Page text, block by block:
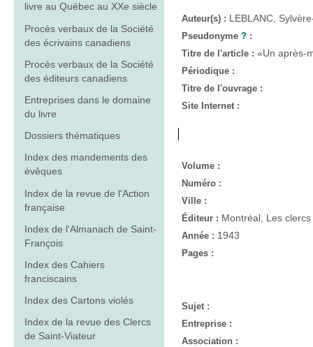
livre au Québec au XXe siècle
Procès verbaux de la Société
des écrivains canadiens
Procès verbaux de la Société
des éditeurs canadiens
Entreprises dans le domaine
du livre
Dossiers thématiques
Index des mandements des
évêques
Index de la revue de l'Action
française
Index de l'Almanach de Saint-
François
Index des Cahiers
franciscains
Index des Cartons violés
Index de la revue des Clercs
de Saint-Viateur
Auteur(s) : LEBLANC,
Pseudonyme ? :
Titre de l'article : «Un après-
Périodique :
Titre de l'ouvrage :
Site Internet :
Volume :
Numéro :
Ville :
Éditeur : Montréal, Les
Année : 1943
Pages :
Sujet :
Entreprise :
Association :